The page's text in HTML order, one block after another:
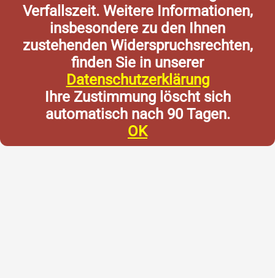
Verfallszeit. Weitere Informationen,
insbesondere zu den Ihnen
zustehenden Widerspruchsrechten,
finden Sie in unserer
Datenschutzerklärung
Ihre Zustimmung löscht sich
automatisch nach 90 Tagen.
OK